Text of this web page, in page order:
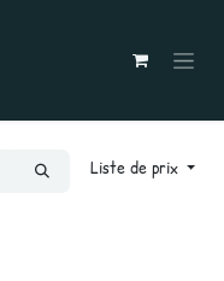
Liste de prix